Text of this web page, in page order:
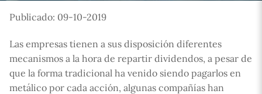
Publicado: 09-10-2019
Las empresas tienen a sus disposición diferentes
mecanismos a la hora de repartir dividendos, a pesar de
que la forma tradicional ha venido siendo pagarlos en
metálico por cada acción, algunas compañías han